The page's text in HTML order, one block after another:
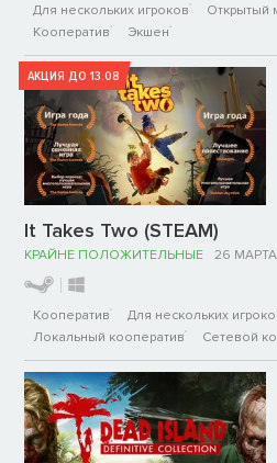
Для нескольких игроков Открытый
Кооператив
Экшен
АКЦИЯ ДО 13.08
It Takes Two (STEAM)
КРАЙНЕ ПОЛОЖИТЕЛЬНЫЕ 26 МАРТА
Кооператив Для нескольких
Локальный кооператив
Сетевой